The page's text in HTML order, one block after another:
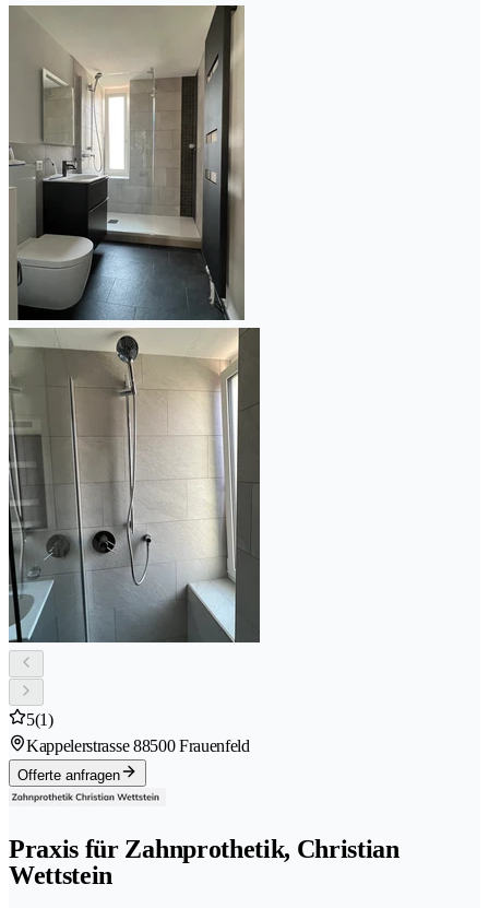
5(1)
Kappelerstrasse 88500 Frauenfeld
Offerte anfragen
Praxis für Zahnprothetik, Christian
Wettstein